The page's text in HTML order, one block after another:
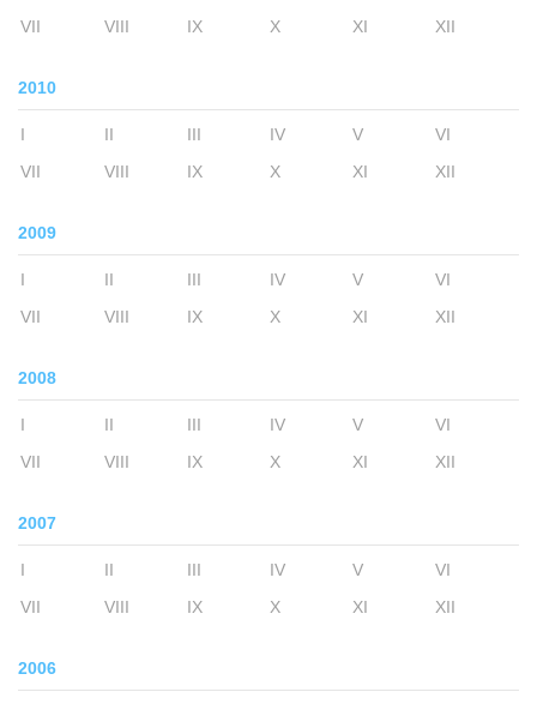
VII
VIII IX X XI XII
2010
I II III IV V
VI
VII
VIII IX X XI XII
2009
I II III IV V
VI
VII
VIII IX X XI XII
2008
I II III IV V
VI
VII
VIII IX X XI XII
2007
I II III IV V
VI
VII
VIII IX X XI XII
2006